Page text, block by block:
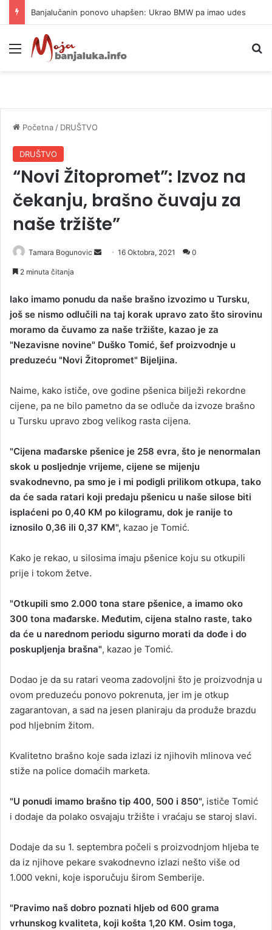
Banjalučanin ponovo uhapšen: Ukrao BMW pa imao udes
Meni
Početna / DRUŠTVO
DRUŠTVO
“Novi Žitopromet”: Izvoz na
čekanju, brašno čuvaju za
naše tržište”
Tamara Bogunovic
d
a
e
16 Oktobra, 2021 0
2 minuta čitanja
Iako imamo ponudu da naše brašno izvozimo u Tursku,
još se nismo odlučili na taj korak upravo zato što sirovinu
moramo da čuvamo za naše tržište, kazao je za
"Nezavisne novine" Duško Tomić, šef proizvodnje u
preduzeću "Novi Žitopromet" Bijeljina.
Naime, kako ističe, ove godine pšenica bilježi rekordne
cijene, pa ne bilo pametno da se odluče da izvoze brašno
u Tursku upravo zbog velikog rasta cijena.
"Cijena mađarske pšenice je 258 evra, što je nenormalan
skok u posljednje vrijeme, cijene se mijenju
svakodnevno, pa smo je i mi podigli prilikom otkupa, tako
da će sada ratari koji predaju pšenicu u naše silose biti
isplaćeni po 0,40 KM po kilogramu, dok je ranije to
iznosilo 0,36 ili 0,37 KM", kazao je Tomić.
Kako je rekao, u silosima imaju pšenice koju su otkupili
prije i tokom žetve.
"Otkupili smo 2.000 tona stare pšenice, a imamo oko
300 tona mađarske. Međutim, cijena stalno raste, tako
da će u narednom periodu sigurno morati da dođe i do
poskupljenja brašna", kazao je Tomić.
Dodao je da su ratari veoma zadovoljni što je proizvodnja u
ovom preduzeću ponovo pokrenuta, jer im je otkup
zagarantovan, a sad na jesen planiraju da produže brazdu
pod hljebnim žitom.
Kvalitetno brašno koje sada izlazi iz njihovih mlinova već
stiže na police domaćih marketa.
"U ponudi imamo brašno tip 400, 500 i 850", ističe Tomić
i dodaje da polako osvajaju tržište i vraćaju se staroj slavi.
Dodaje da su 1. septembra počeli s proizvodnjom hljeba te
da iz njihove pekare svakodnevno izlazi nešto više od
1.000 vekni, koje isporučuju širom Semberije.
"Pravimo naš dobro poznati hljeb od 600 grama
vrhunskog kvaliteta, koji košta 1,20 KM. Osim toga,